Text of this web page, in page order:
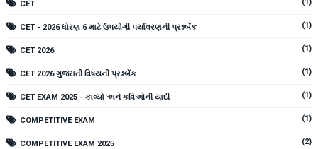
CET
CET - 2026 ધોરણ 6 માટે ઉપયોગી પર્યાવરણની પ્રશ્નબેંક (1)
CET 2026 (1)
CET 2026 ગુજરાતી વિષયની પ્રશ્નબેંક (1)
CET EXAM 2025 - કાવ્યો અને કવિઓની યાદી (1)
COMPETITIVE EXAM (1)
COMPETITIVE EXAM 2025 (2)